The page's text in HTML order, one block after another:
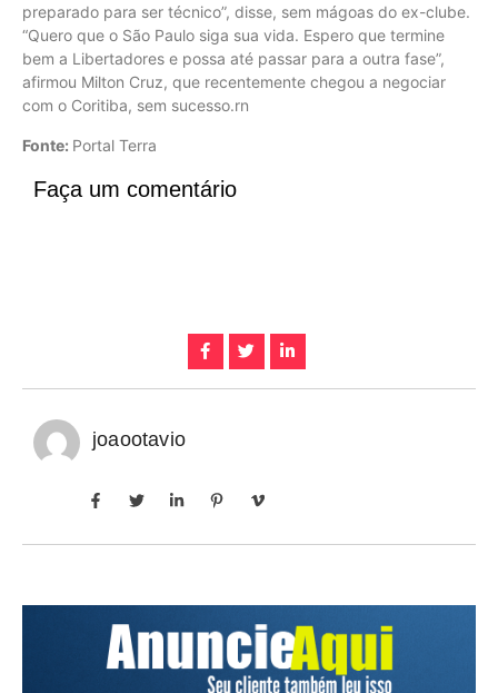
preparado para ser técnico”, disse, sem mágoas do ex-clube.
“Quero que o São Paulo siga sua vida. Espero que termine
bem a Libertadores e possa até passar para a outra fase”,
afirmou Milton Cruz, que recentemente chegou a negociar
com o Coritiba, sem sucesso.rn
Fonte: Portal Terra
Faça um comentário
joaootavio